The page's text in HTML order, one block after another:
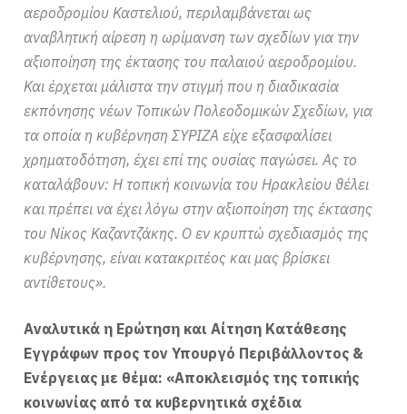
αεροδρομίου Καστελιού, περιλαμβάνεται ως
αναβλητική αίρεση η ωρίμανση των σχεδίων για την
αξιοποίηση της έκτασης του παλαιού αεροδρομίου.
Και έρχεται μάλιστα την στιγμή που η διαδικασία
εκπόνησης νέων Τοπικών Πολεοδομικών Σχεδίων, για
τα οποία η κυβέρνηση ΣΥΡΙΖΑ είχε εξασφαλίσει
χρηματοδότηση, έχει επί της ουσίας παγώσει. Ας το
καταλάβουν: Η τοπική κοινωνία του Ηρακλείου θέλει
και πρέπει να έχει λόγω στην αξιοποίηση της έκτασης
του Νίκος Καζαντζάκης. Ο εν κρυπτώ σχεδιασμός της
κυβέρνησης, είναι κατακριτέος και μας βρίσκει
αντίθετους».
Αναλυτικά η Ερώτηση και Αίτηση Κατάθεσης
Εγγράφων προς τον Υπουργό Περιβάλλοντος &
Ενέργειας με θέμα: «Αποκλεισμός της τοπικής
κοινωνίας από τα κυβερνητικά σχέδια